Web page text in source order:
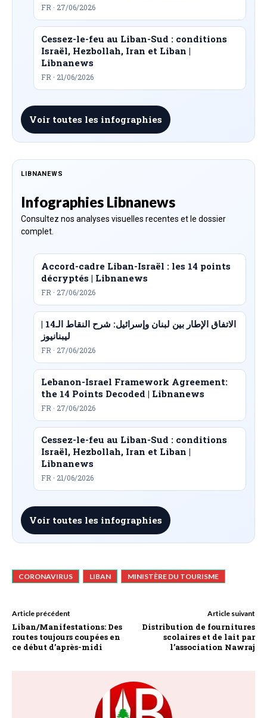
FR · 27/06/2026
Cessez-le-feu au Liban-Sud : conditions
Israël, Hezbollah, Iran et Liban |
Libnanews
FR · 21/06/2026
Voir toutes les infographies
LIBNANEWS
Infographies Libnanews
Consultez nos analyses visuelles recentes et le dossier
complet.
Accord-cadre Liban-Israël : les 14 points
décryptés | Libnanews
FR · 27/06/2026
الاتفاق الإطار بين لبنان وإسرائيل: شرح النقاط الـ14 |
ليبنانيوز
FR · 27/06/2026
Lebanon-Israel Framework Agreement:
the 14 Points Decoded | Libnanews
FR · 27/06/2026
Cessez-le-feu au Liban-Sud : conditions
Israël, Hezbollah, Iran et Liban |
Libnanews
FR · 21/06/2026
Voir toutes les infographies
CORONAVIRUS LIBAN MINISTÈRE DU TOURISME
Article précédent
Liban/Manifestations: Des
routes toujours coupées en
ce début d’après-midi
Article suivant
Distribution de fournitures
scolaires et de lait par
l’association Nawraj